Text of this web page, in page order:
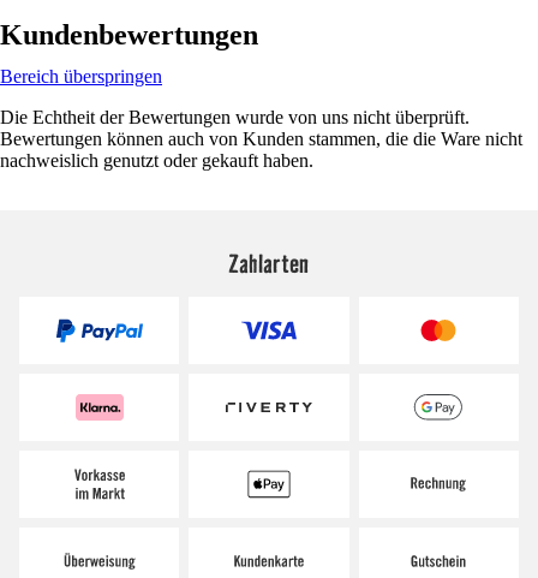
Kundenbewertungen
Bereich überspringen
Die Echtheit der Bewertungen wurde von uns nicht überprüft.
Bewertungen können auch von Kunden stammen, die die Ware nicht
nachweislich genutzt oder gekauft haben.
Zahlarten